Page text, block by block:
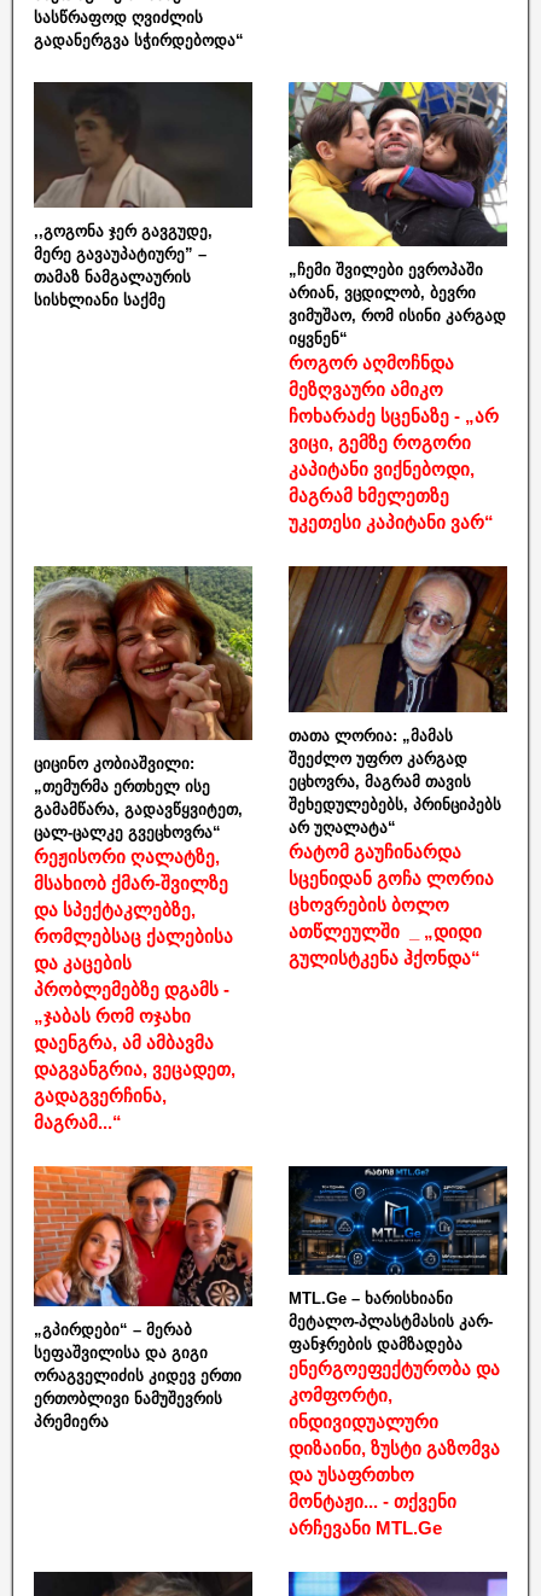
სასწრაფოდ ღვიძლის
გადანერგვა სჭირდებოდა“
,,გოგონა ჯერ გავგუდე,
მერე გავაუპატიურე” –
თამაზ ნამგალაურის
სისხლიანი საქმე
„ჩემი შვილები ევროპაში
არიან, ვცდილობ, ბევრი
ვიმუშაო, რომ ისინი კარგად
იყვნენ“
როგორ აღმოჩნდა
მეზღვაური ამიკო
ჩოხარაძე სცენაზე - „არ
ვიცი, გემზე როგორი
კაპიტანი ვიქნებოდი,
მაგრამ ხმელეთზე
უკეთესი კაპიტანი ვარ“
ციცინო კობიაშვილი:
„თემურმა ერთხელ ისე
გამამწარა, გადავწყვიტეთ,
ცალ-ცალკე გვეცხოვრა“
რეჟისორი ღალატზე,
მსახიობ ქმარ-შვილზე
და სპექტაკლებზე,
რომლებსაც ქალებისა
და კაცების
პრობლემებზე დგამს -
„ჯაბას რომ ოჯახი
დაენგრა, ამ ამბავმა
დაგვანგრია, ვეცადეთ,
გადაგვერჩინა,
მაგრამ...“
თათა ლორია: „მამას
შეეძლო უფრო კარგად
ეცხოვრა, მაგრამ თავის
შეხედულებებს, პრინციპებს
არ უღალატა“
რატომ გაუჩინარდა
სცენიდან გოჩა ლორია
ცხოვრების ბოლო
ათწლეულში _ „დიდი
გულისტკენა ჰქონდა“
„გპირდები“ – მერაბ
სეფაშვილისა და გიგი
ორაგველიძის კიდევ ერთი
ერთობლივი ნამუშევრის
პრემიერა
MTL.Ge – ხარისხიანი
მეტალო-პლასტმასის კარ-
ფანჯრების დამზადება
ენერგოეფექტურობა და
კომფორტი,
ინდივიდუალური
დიზაინი, ზუსტი გაზომვა
და უსაფრთხო
მონტაჟი... - თქვენი
არჩევანი MTL.Ge